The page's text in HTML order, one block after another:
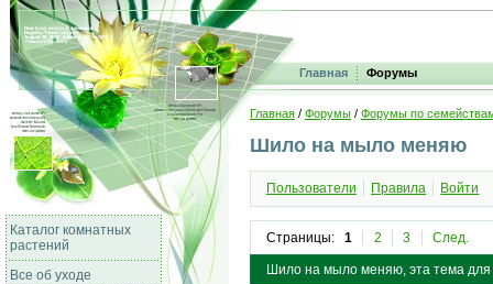
Главная Форумы
Каталог комнатных
растений
Все об уходе
Главная / Форумы / Форумы по
Шило на мыло меняю
Пользователи Правила Войти
Страницы: 1 2 3 След.
Шило на мыло меняю, эта тема для